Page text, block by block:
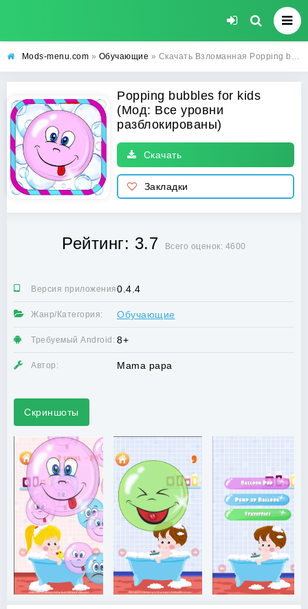
Mods-menu.com » Обучающие » Скачать Взломанная Popping bubbles for kids на Андроид (Все уровни разблокированы)
Popping bubbles for kids
(Мод: Все уровни
разблокированы)
Скачать
Закладки
Рейтинг: 3.7 Всего оценок: 4600
Версия приложения:0.4.4
Жанр/Категория: Обучающие
Требуемый Android: 8+
Автор: Mama papa
Скриншоты